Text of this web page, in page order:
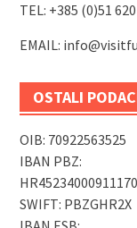
TEL: +385 (0)51
EMAIL:
OSTALI
OIB: 70922563525
IBAN PBZ:
SWIFT: PBZGHR2X